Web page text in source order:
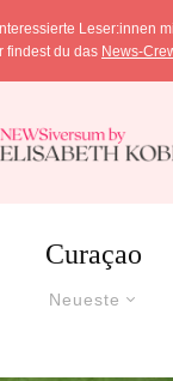
Leser:innen
findest du das News-
Curaçao
Neueste